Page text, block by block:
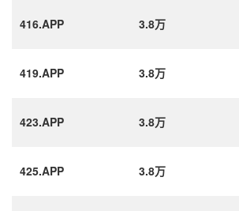
416.APP 3.8万
419.APP 3.8万
423.APP 3.8万
425.APP 3.8万